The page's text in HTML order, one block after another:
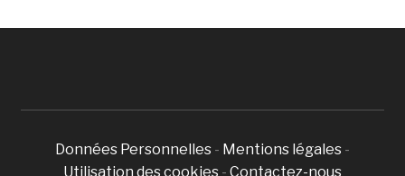
Données Personnelles - Mentions légales -
Utilisation des cookies - Contactez-nous